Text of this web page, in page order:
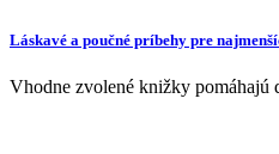
Láskavé a poučné príbehy pre
Vhodne zvolené knižky